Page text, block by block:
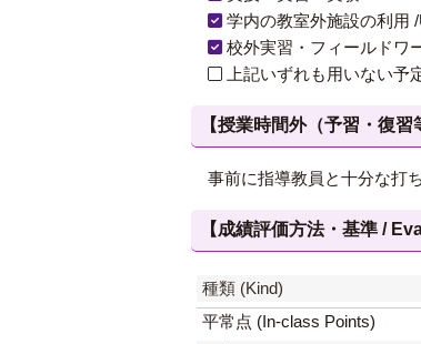
学内の教室外施設の利用
校外実習・フィールドワ
上記いずれも用いない予
【授業時間外（予習・復
事前に指導教員と十分な打
【成績評価方法・基準 /
種類 (Kind)
平常点 (In-class Points)